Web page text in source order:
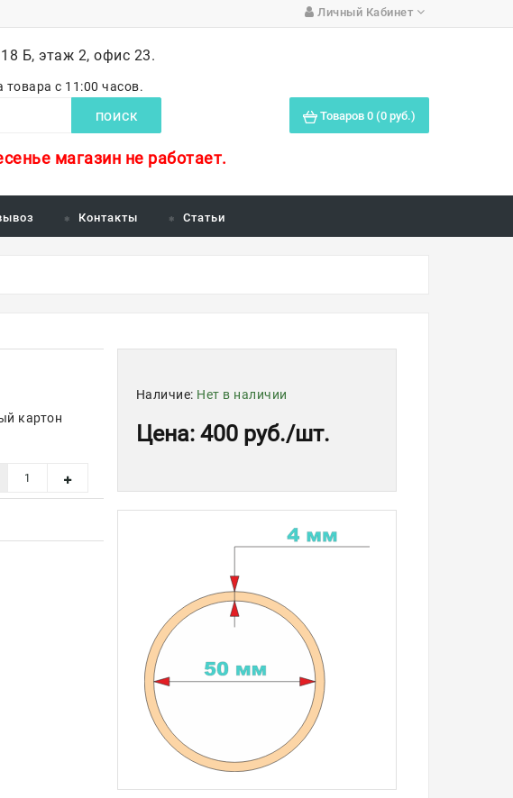
Личный Кабинет
Б, этаж 2, офис 23.
товара с 11:00 часов.
ПОИСК Товаров 0 (0 руб.)
магазин не работает.
Контакты Статьи
картон
Наличие: Нет в наличии
Цена: 400 руб./шт.